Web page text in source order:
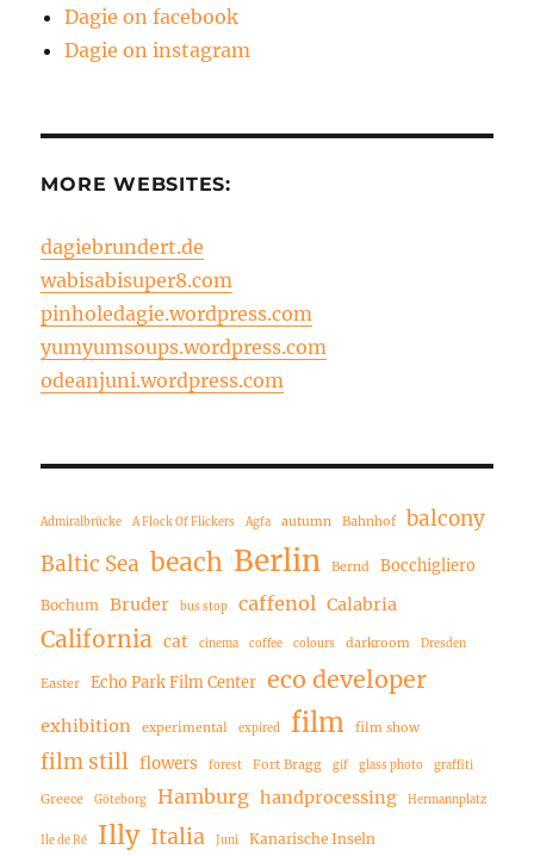
Dagie on facebook
Dagie on instagram
MORE WEBSITES:
dagiebrundert.de
wabisabisuper8.com
pinholedagie.wordpress.com
yumyumsoups.wordpress.com
odeanjuni.wordpress.com
Admiralbrücke A Flock Of Flickers Agfa autumn Bahnhof
balcony
Baltic Sea beach Berlin Bernd Bocchigliero
Bochum Bruder bus stop caffenol Calabria
California cat cinema coffee colours darkroom Dresden
Easter Echo Park Film Center eco developer
exhibition experimental expired film film show
film still flowers forest Fort Bragg gif glass photo graffiti
Greece Göteborg Hamburg handprocessing Hermannplatz
Ile de Ré Illy Italia Juni Kanarische Inseln